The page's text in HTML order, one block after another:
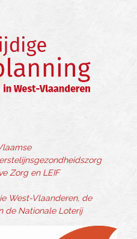
Zorg en LEIF
West-Vlaanderen, de
de Nationale Loterij